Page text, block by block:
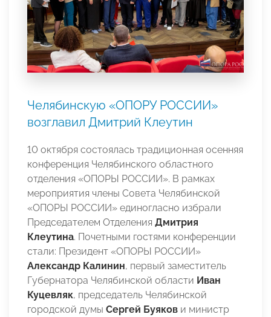
Челябинскую «ОПОРУ РОССИИ»
возглавил Дмитрий Клеутин
10 октября состоялась традиционная осенняя
конференция Челябинского областного
отделения «ОПОРЫ РОССИИ». В рамках
мероприятия члены Совета Челябинской
«ОПОРЫ РОССИИ» единогласно избрали
Председателем Отделения Дмитрия
Клеутина. Почетными гостями конференции
стали: Президент «ОПОРЫ РОССИИ»
Александр Калинин, первый заместитель
Губернатора Челябинской области Иван
Куцевляк, председатель Челябинской
городской думы Сергей Буяков и министр